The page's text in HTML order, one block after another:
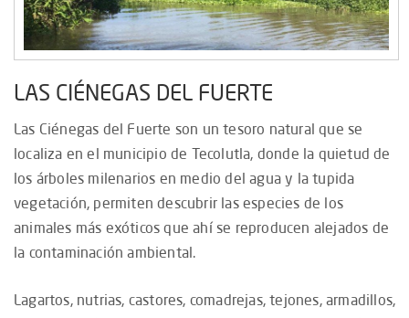
LAS CIÉNEGAS DEL FUERTE
Las Ciénegas del Fuerte son un tesoro natural que se
localiza en el municipio de Tecolutla, donde la quietud de
los árboles milenarios en medio del agua y la tupida
vegetación, permiten descubrir las especies de los
animales más exóticos que ahí se reproducen alejados de
la contaminación ambiental.
Lagartos, nutrias, castores, comadrejas, tejones, armadillos,